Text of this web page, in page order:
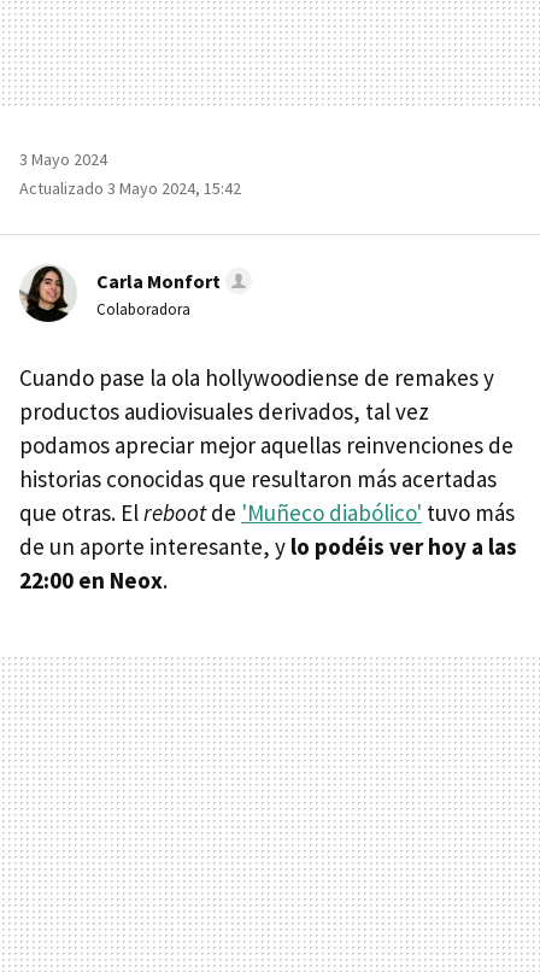
3 Mayo 2024
Actualizado 3 Mayo 2024, 15:42
Carla Monfort
Colaboradora
Cuando pase la ola hollywoodiense de remakes y
productos audiovisuales derivados, tal vez
podamos apreciar mejor aquellas reinvenciones de
historias conocidas que resultaron más acertadas
que otras. Elrebootde 'Muñeco diabólico' tuvo más
de un aporte interesante, y lo podéis ver hoy a las
22:00 en Neox.